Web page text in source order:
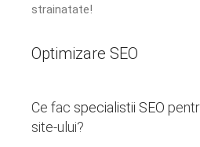
strainatate!
Optimizare SEO
Ce fac specialistii SEO
site-ului?